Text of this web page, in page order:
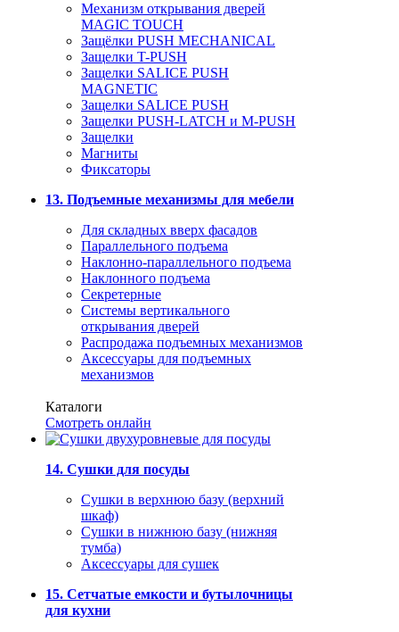
Механизм открывания дверей
MAGIC TOUCH
Защёлки PUSH MECHANICAL
Защелки T-PUSH
Защелки SALICE PUSH
MAGNETIC
Защелки SALICE PUSH
Защелки PUSH-LATCH и M-PUSH
Защелки
Магниты
Фиксаторы
13. Подъемные механизмы для мебели
Для складных вверх фасадов
Параллельного подъема
Наклонно-параллельного подъема
Наклонного подъема
Секретерные
Системы вертикального
открывания дверей
Распродажа подъемных механизмов
Аксессуары для подъемных
механизмов
Каталоги
Смотреть онлайн
14. Сушки для посуды
Сушки в верхнюю базу (верхний
шкаф)
Сушки в нижнюю базу (нижняя
тумба)
Аксессуары для сушек
15. Сетчатые емкости и бутылочницы
для кухни